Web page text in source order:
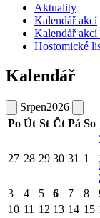
Aktuality
Kalendář akcí
Kalendář
Hostomické
Kalendář
Srpen2026
Po Út St Čt Pá So
27 28 29 30 31 1
3
4 5 6 7 8
10 11 12 13 14 15